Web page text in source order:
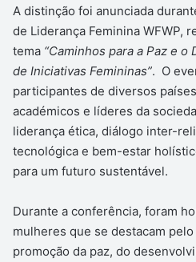
A distinção foi anunciada
de Liderança Feminina WFWP,
tema “Caminhos para a Paz e
de Iniciativas Femininas”. O
participantes de diversos
académicos e líderes da
liderança ética, diálogo inter-
tecnológica e bem-estar
para um futuro sustentável.
Durante a conferência, foram
mulheres que se destacam
promoção da paz, do